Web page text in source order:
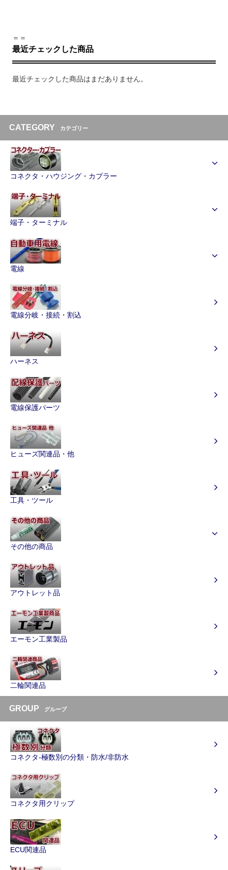
＝＝
最近チェックした商品
最近チェックした商品はまだありません。
CATEGORY カテゴリー
コネクタ・ハウジング・カプラー
端子・ターミナル
電線
電線分岐・接続・割込
ハーネス
電線保護パーツ
ヒューズ関連品・他
工具・ツール
その他の商品
アウトレット品
エーモン工業製品
二輪関連品
GROUP グループ
コネクタ-極数別の分類・防水/非防水
コネクタ用クリップ
ECU関連品